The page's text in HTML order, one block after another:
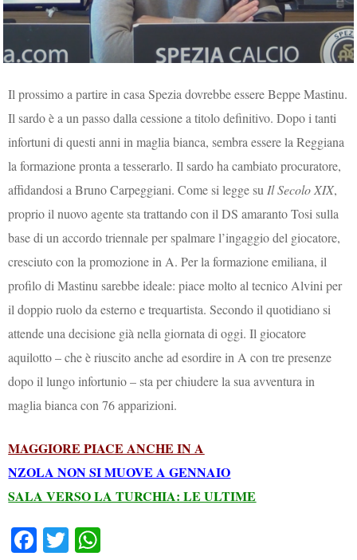
Il prossimo a partire in casa Spezia dovrebbe essere Beppe Mastinu.
Il sardo è a un passo dalla cessione a titolo definitivo. Dopo i tanti
infortuni di questi anni in maglia bianca, sembra essere la Reggiana
la formazione pronta a tesserarlo. Il sardo ha cambiato procuratore,
affidandosi a Bruno Carpeggiani. Come si legge su Il Secolo XIX,
proprio il nuovo agente sta trattando con il DS amaranto Tosi sulla
base di un accordo triennale per spalmare l’ingaggio del giocatore,
cresciuto con la promozione in A. Per la formazione emiliana, il
profilo di Mastinu sarebbe ideale: piace molto al tecnico Alvini per
il doppio ruolo da esterno e trequartista. Secondo il quotidiano si
attende una decisione già nella giornata di oggi. Il giocatore
aquilotto – che è riuscito anche ad esordire in A con tre presenze
dopo il lungo infortunio – sta per chiudere la sua avventura in
maglia bianca con 76 apparizioni.
MAGGIORE PIACE ANCHE IN A
NZOLA NON SI MUOVE A GENNAIO
SALA VERSO LA TURCHIA: LE ULTIME
Fa T